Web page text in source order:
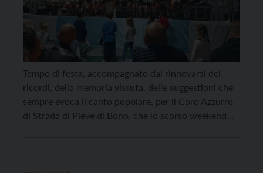
Tempo di festa, accompagnato dal rinnovarsi dei
ricordi, della memoria vissuta, delle suggestioni che
sempre evoca il canto popolare, per il Coro Azzurro
di Strada di Pieve di Bono, che lo scorso weekend